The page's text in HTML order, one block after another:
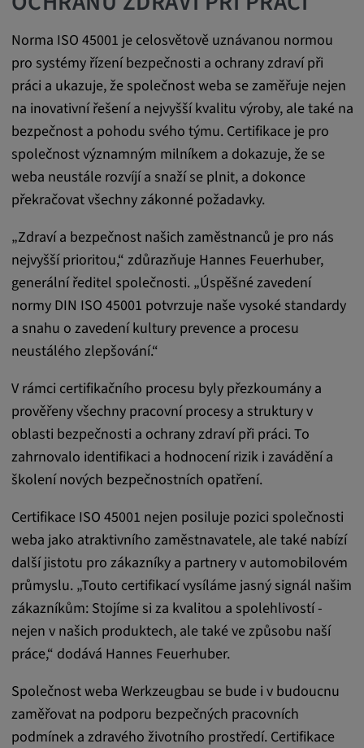
Norma ISO 45001 je celosvětově uznávanou normou
pro systémy řízení bezpečnosti a ochrany zdraví při
práci a ukazuje, že společnost weba se zaměřuje nejen
na inovativní řešení a nejvyšší kvalitu výroby, ale také na
bezpečnost a pohodu svého týmu. Certifikace je pro
společnost významným milníkem a dokazuje, že se
weba neustále rozvíjí a snaží se plnit, a dokonce
překračovat všechny zákonné požadavky.
„Zdraví a bezpečnost našich zaměstnanců je pro nás
nejvyšší prioritou,“ zdůrazňuje Hannes Feuerhuber,
generální ředitel společnosti. „Úspěšné zavedení
normy DIN ISO 45001 potvrzuje naše vysoké standardy
a snahu o zavedení kultury prevence a procesu
neustálého zlepšování.“
V rámci certifikačního procesu byly přezkoumány a
prověřeny všechny pracovní procesy a struktury v
oblasti bezpečnosti a ochrany zdraví při práci. To
zahrnovalo identifikaci a hodnocení rizik i zavádění a
školení nových bezpečnostních opatření.
Certifikace ISO 45001 nejen posiluje pozici společnosti
weba jako atraktivního zaměstnavatele, ale také nabízí
další jistotu pro zákazníky a partnery v automobilovém
průmyslu. „Touto certifikací vysíláme jasný signál našim
zákazníkům: Stojíme si za kvalitou a spolehlivostí -
nejen v našich produktech, ale také ve způsobu naší
práce,“ dodává Hannes Feuerhuber.
Společnost weba Werkzeugbau se bude i v budoucnu
zaměřovat na podporu bezpečných pracovních
podmínek a zdravého životního prostředí. Certifikace
1 rok
Externí média
Nutné pro zobrazení obsahu z externích
mediálních platforem.
Google Maps
Název:
DV, SOCS, NID, AEC, CONSENT, OGPC
Poskytovatel:
google.com
Účel:
preferencí uživatele a dalších informací
Trvání cookies:
3 dny
Název:
VISITOR_INFO1_LIVE, YSC, CONSENT,
yt.innertube::nextId, yt.innertube::requests,
yt-remote-cast-installed, yt-remote-
connected-devices, yt-remote-device-id, yt-
remote-fast-check-period, yt-remote-session-
app, yt-remote-session-name, IDE,
LOGIN_INFO, PREF, LOGIN_INFO, PREF,
1P_JAR, DSID, APISID, HSID, SSID, SID,
SAPISID, SIDCC, yt-player-headers-
readable,